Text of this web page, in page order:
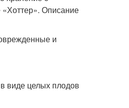
«Хоттер». Описание
и
виде целых плодов